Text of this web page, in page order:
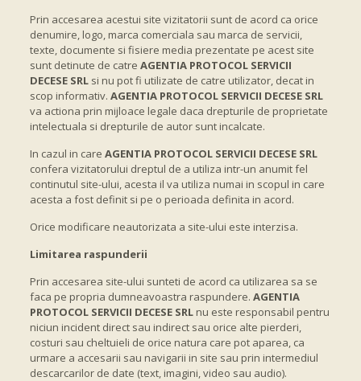
Prin accesarea acestui site vizitatorii sunt de acord ca orice
denumire, logo, marca comerciala sau marca de servicii,
texte, documente si fisiere media prezentate pe acest site
sunt detinute de catreAGENTIA PROTOCOL SERVICII
DECESE SRL si nu pot fi utilizate de catre utilizator, decat in
scop informativ.AGENTIA PROTOCOL SERVICII DECESE SRL
va actiona prin mijloace legale daca drepturile de proprietate
intelectuala si drepturile de autor sunt incalcate.
In cazul in careAGENTIA PROTOCOL SERVICII DECESE SRL
confera vizitatorului dreptul de a utiliza intr-un anumit fel
continutul site-ului, acesta il va utiliza numai in scopul in care
acesta a fost definit si pe o perioada definita in acord.
Orice modificare neautorizata a site-ului este interzisa.
Limitarea raspunderii
Prin accesarea site-ului sunteti de acord ca utilizarea sa se
faca pe propria dumneavoastra raspundere.AGENTIA
PROTOCOL SERVICII DECESE SRL nu este responsabil pentru
niciun incident direct sau indirect sau orice alte pierderi,
costuri sau cheltuieli de orice natura care pot aparea, ca
urmare a accesarii sau navigarii in site sau prin intermediul
descarcarilor de date (text, imagini, video sau audio).